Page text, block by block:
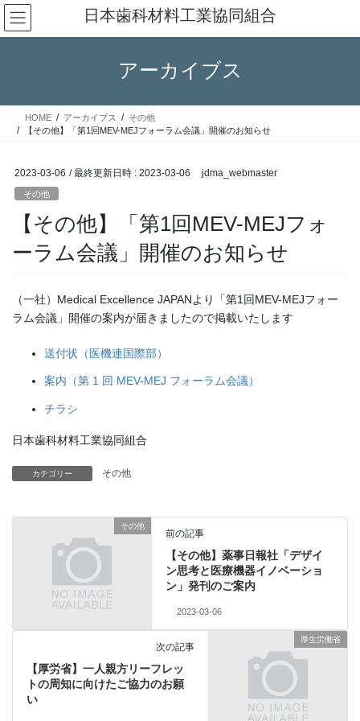
コ
ン
テ
ス
ナ
ビ
ゲ
ン
日本歯科材料工業協同組合
アーカイブス
HOME アーカイブス
その他
【その他】「第1回MEV-MEJフォーラム会議」開催のお知らせ
2023-03-06 / 最終更新日時 : 2023-03-06 jdma_webmaster
その他
【その他】「第1回MEV-MEJフォ
ーラム会議」開催のお知らせ
（一社）Medical Excellence JAPANより「第1回MEV-MEJフォー
ラム会議」開催の案内が届きましたので掲載いたします
送付状（医機連国際部）
案内（第 1 回 MEV-MEJ フォーラム会議）
チラシ
日本歯科材料工業協同組合
カテゴリー その他
その他
前の記事
【その他】薬事日報社「デザイ
ン思考と医療機器イノベーショ
ン」発刊のご案内
2023-03-06
厚生労働省
次の記事
【厚労省】一人親方リーフレッ
トの周知に向けたご協力のお願
い